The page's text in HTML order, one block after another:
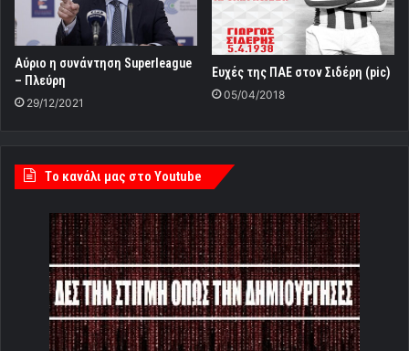
Αύριο η συνάντηση Superleague
– Πλεύρη
29/12/2021
Ευχές της ΠΑΕ στον Σιδέρη (pic)
05/04/2018
Tο κανάλι μας στο Youtube